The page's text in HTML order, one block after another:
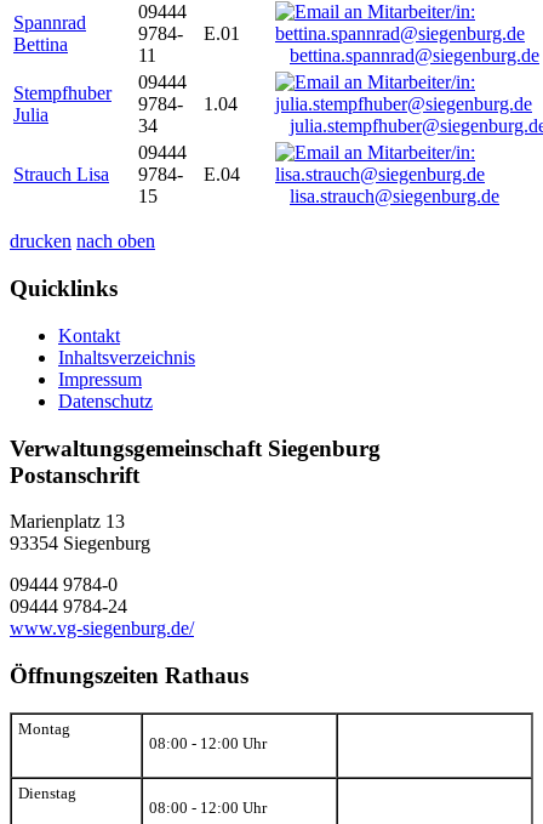
Spannrad
Bettina
09444
9784-
11
E.01
bettina.spannrad@siegenburg.de
Stempfhuber
Julia
09444
9784-
34
1.04
Strauch Lisa
09444
9784-
15
E.04
lisa.strauch@siegenburg.de
drucken nach oben
Quicklinks
Kontakt
Inhaltsverzeichnis
Impressum
Datenschutz
Verwaltungsgemeinschaft Siegenburg
Postanschrift
Marienplatz 13
93354 Siegenburg
09444 9784-0
09444 9784-24
www.vg-siegenburg.de/
Öffnungszeiten Rathaus
Montag
08:00 - 12:00 Uhr
Dienstag
08:00 - 12:00 Uhr